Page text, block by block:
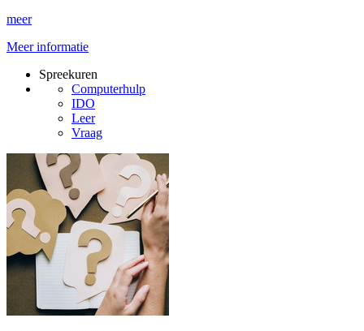
meer
Meer informatie
Spreekuren
Computerhulp
IDO
Leer
Vraag